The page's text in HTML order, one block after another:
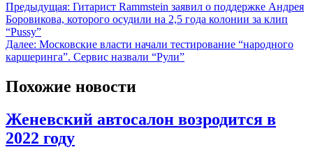
Предыдущая: Гитарист Rammstein заявил о поддержке Андрея
Боровикова, которого осудили на 2,5 года колонии за клип
“Pussy”
Далее: Московские власти начали тестирование “народного
каршеринга”. Сервис назвали “Рули”
Похожие новости
Женевский автосалон возродится в
2022 году